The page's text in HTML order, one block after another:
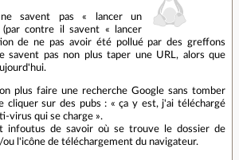
savent pas « lancer un
contre il savent « lancer
de ne pas avoir été pollué par des greffons
savent pas non plus taper une URL, alors que
plus faire une recherche Google sans tomber
cliquer sur des pubs : « ça y est, j'ai téléchargé
virus qui se charge ».
infoutus de savoir où se trouve le dossier de
l'icône de téléchargement du navigateur.